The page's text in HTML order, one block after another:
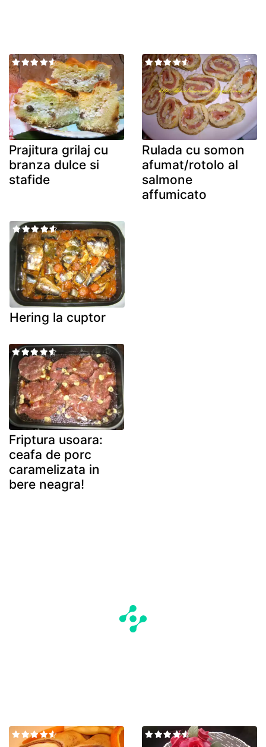
Prajitura grilaj cu
branza dulce si
stafide
Rulada cu somon
afumat/rotolo al
salmone
affumicato
Hering la cuptor
Friptura usoara:
ceafa de porc
caramelizata in
bere neagra!